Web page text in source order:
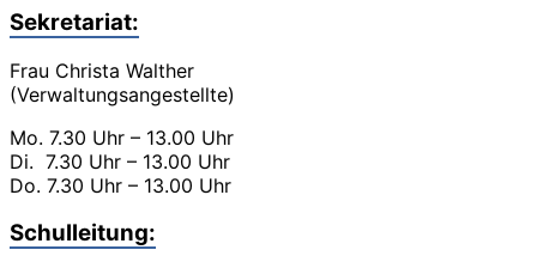
Sekretariat:
Frau Christa Walther
(Verwaltungsangestellte)
Mo. 7.30 Uhr – 13.00 Uhr
Di. 7.30 Uhr – 13.00 Uhr
Do. 7.30 Uhr – 13.00 Uhr
Schulleitung: